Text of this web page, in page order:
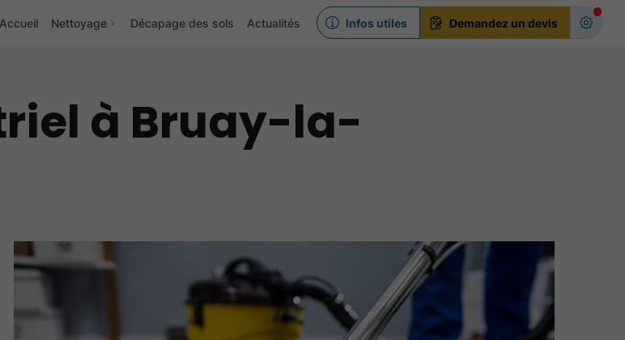
Accueil Nettoyage Décapage des sols Actualités Infos utiles Demandez un devis
à Bruay-la-